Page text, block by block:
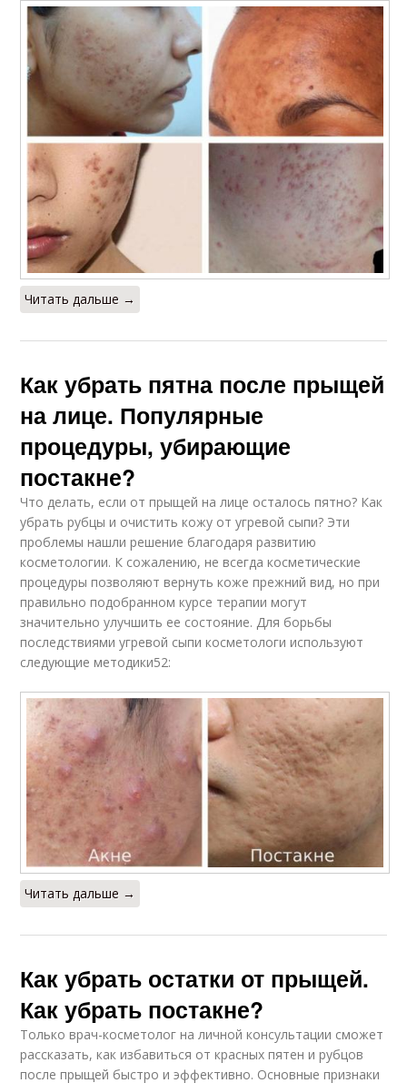
Читать дальше →
Как убрать пятна после прыщей
на лице. Популярные
процедуры, убирающие
постакне?
Что делать, если от прыщей на лице осталось пятно? Как
убрать рубцы и очистить кожу от угревой сыпи? Эти
проблемы нашли решение благодаря развитию
косметологии. К сожалению, не всегда косметические
процедуры позволяют вернуть коже прежний вид, но при
правильно подобранном курсе терапии могут
значительно улучшить ее состояние. Для борьбы
последствиями угревой сыпи косметологи используют
следующие методики52:
Читать дальше →
Как убрать остатки от прыщей.
Как убрать постакне?
Только врач-косметолог на личной консультации сможет
рассказать, как избавиться от красных пятен и рубцов
после прыщей быстро и эффективно. Основные признаки